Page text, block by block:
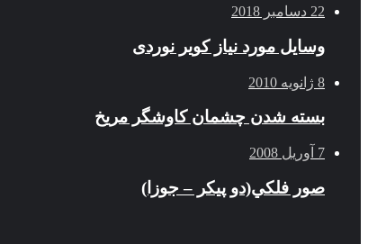
22 دسامبر 2018
وسایل مورد نیاز کویر نوردی
8 ژانویه 2010
بسته شدن چشمان کاوشگر مريخ
7 آوریل 2008
صور فلكي(دو پیکر – جوزا)